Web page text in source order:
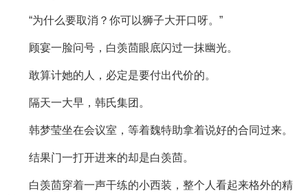
“为什么要取消？你可以狮子大开口呀。”
顾宴一脸问号，白羡茴眼底闪过一抹幽光。
敢算计她的人，必定是要付出代价的。
隔天一大早，韩氏集团。
韩梦莹坐在会议室，等着魏特助拿着说好的合同过来。
结果门一打开进来的却是白羡茴。
白羡茴穿着一声干练的小西装，整个人看起来格外的精